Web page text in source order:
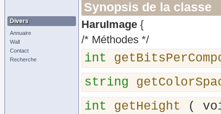
Divers
Annuaire
Wall
Contact
Recherche
Synopsis de la classe
HaruImage {
/* Méthodes */
int
string
int
getHeight (